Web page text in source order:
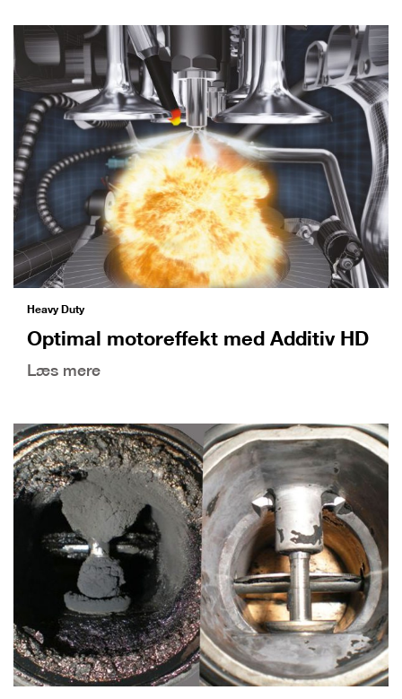
Heavy Duty
Optimal motoreffekt med Additiv HD
Læs mere